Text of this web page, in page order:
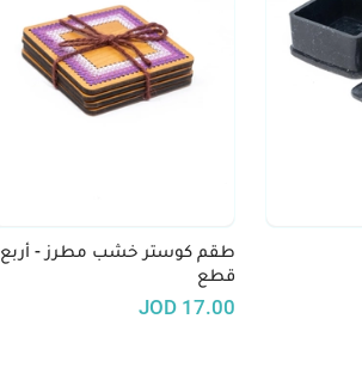
طقم كوستر خشب مطرز - أربع
قطع
17.00
JOD